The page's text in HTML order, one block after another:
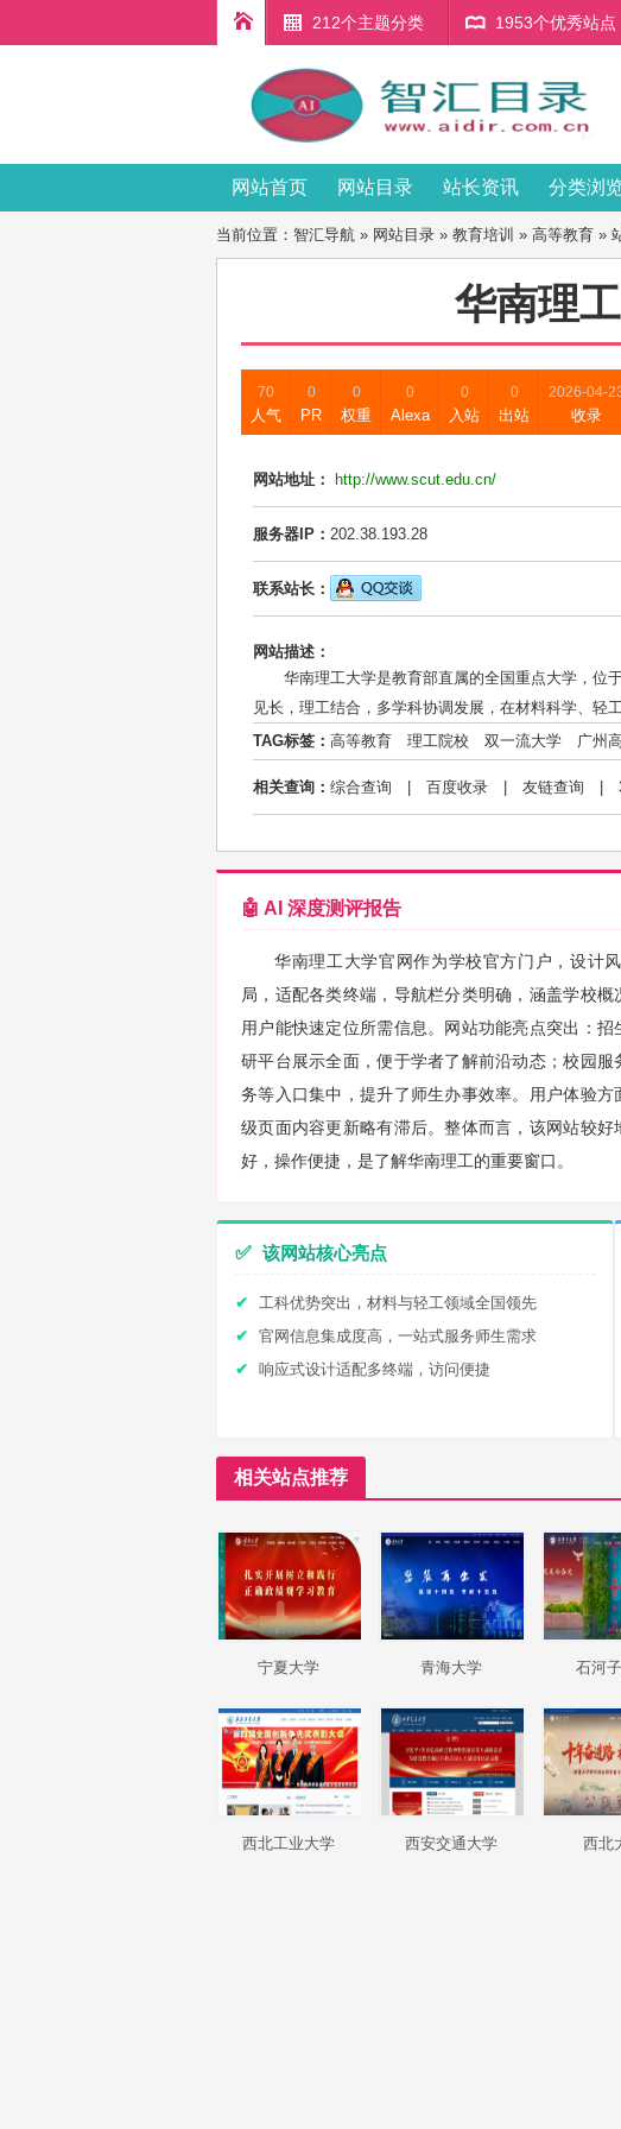
212个主题分类 1953个优秀站点
网站首页 网站目录 站长资讯 分类浏
当前位置： 智汇导航 » 网站目录 » 教育培训 » 高等教育 »
华南理工
70
人气
0
PR
0
权重
0
Alexa
0
入站
0
出站
2026-04-
收录
网站地址： http://www.scut.edu.cn/
服务器IP： 202.38.193.28
联系站长：
网站描述：
华南理工大学是教育部直属的全国重点大学，位
见长，理工结合，多学科协调发展，在材料科学、轻
TAG标签： 高等教育 理工院校 双一流大学 广州
相关查询： 综合查询 百度收录 友链查询
🤖 AI 深度测评报告
华南理工大学官网作为学校官方门户，设计
局，适配各类终端，导航栏分类明确，涵盖学校
用户能快速定位所需信息。网站功能亮点突出：
研平台展示全面，便于学者了解前沿动态；校园
务等入口集中，提升了师生办事效率。用户体验
级页面内容更新略有滞后。整体而言，该网站较
好，操作便捷，是了解华南理工的重要窗口。
✅ 该网站核心亮点
工科优势突出，材料与轻工领域全国领先
官网信息集成度高，一站式服务师生需求
响应式设计适配多终端，访问便捷
相关站点推荐
宁夏大学 青海大学 石河
西北工业大学 西安交通大学 西北